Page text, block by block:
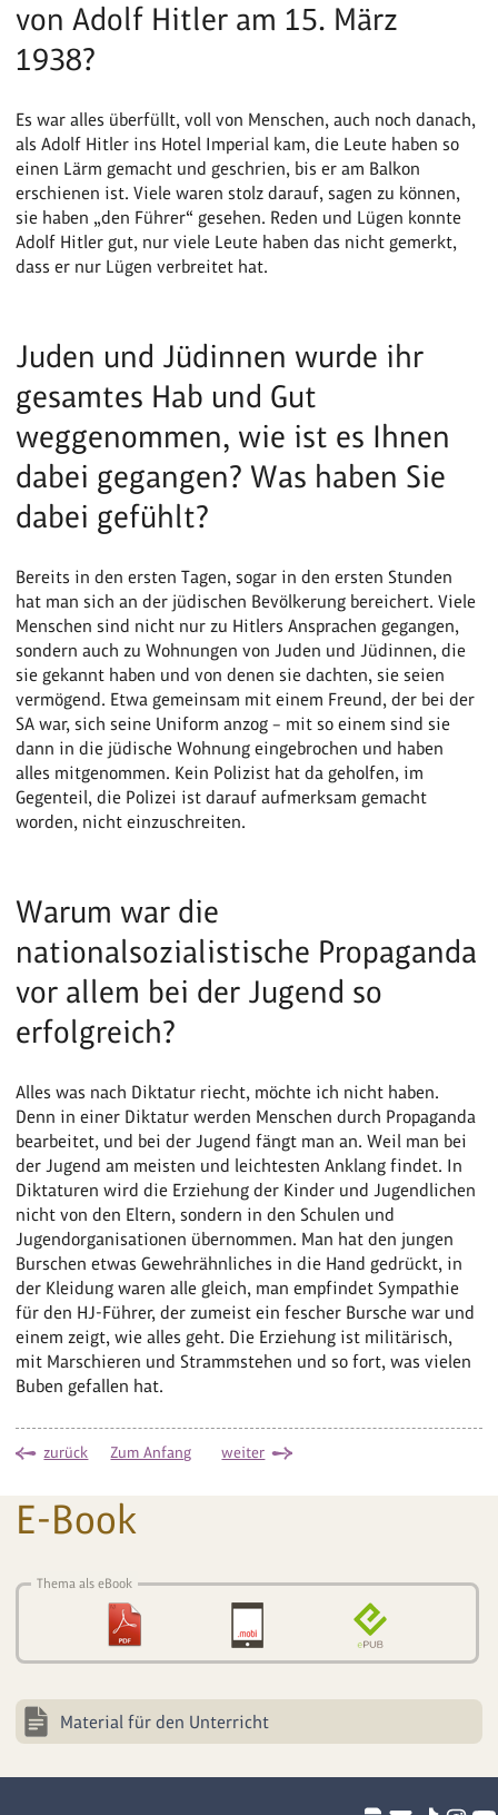
von Adolf Hitler am 15. März
1938?
Es war alles überfüllt, voll von Menschen, auch noch danach,
als Adolf Hitler ins Hotel Imperial kam, die Leute haben so
einen Lärm gemacht und geschrien, bis er am Balkon
erschienen ist. Viele waren stolz darauf, sagen zu können,
sie haben „den Führer“ gesehen. Reden und Lügen konnte
Adolf Hitler gut, nur viele Leute haben das nicht gemerkt,
dass er nur Lügen verbreitet hat.
Juden und Jüdinnen wurde ihr
gesamtes Hab und Gut
weggenommen, wie ist es Ihnen
dabei gegangen? Was haben Sie
dabei gefühlt?
Bereits in den ersten Tagen, sogar in den ersten Stunden
hat man sich an der jüdischen Bevölkerung bereichert. Viele
Menschen sind nicht nur zu Hitlers Ansprachen gegangen,
sondern auch zu Wohnungen von Juden und Jüdinnen, die
sie gekannt haben und von denen sie dachten, sie seien
vermögend. Etwa gemeinsam mit einem Freund, der bei der
SA war, sich seine Uniform anzog – mit so einem sind sie
dann in die jüdische Wohnung eingebrochen und haben
alles mitgenommen. Kein Polizist hat da geholfen, im
Gegenteil, die Polizei ist darauf aufmerksam gemacht
worden, nicht einzuschreiten.
Warum war die
nationalsozialistische Propaganda
vor allem bei der Jugend so
erfolgreich?
Alles was nach Diktatur riecht, möchte ich nicht haben.
Denn in einer Diktatur werden Menschen durch Propaganda
bearbeitet, und bei der Jugend fängt man an. Weil man bei
der Jugend am meisten und leichtesten Anklang findet. In
Diktaturen wird die Erziehung der Kinder und Jugendlichen
nicht von den Eltern, sondern in den Schulen und
Jugendorganisationen übernommen. Man hat den jungen
Burschen etwas Gewehrähnliches in die Hand gedrückt, in
der Kleidung waren alle gleich, man empfindet Sympathie
für den HJ-Führer, der zumeist ein fescher Bursche war und
einem zeigt, wie alles geht. Die Erziehung ist militärisch,
mit Marschieren und Strammstehen und so fort, was vielen
Buben gefallen hat.
zurück Zum Anfang weiter
E-Book
Thema als eBook
Material für den Unterricht